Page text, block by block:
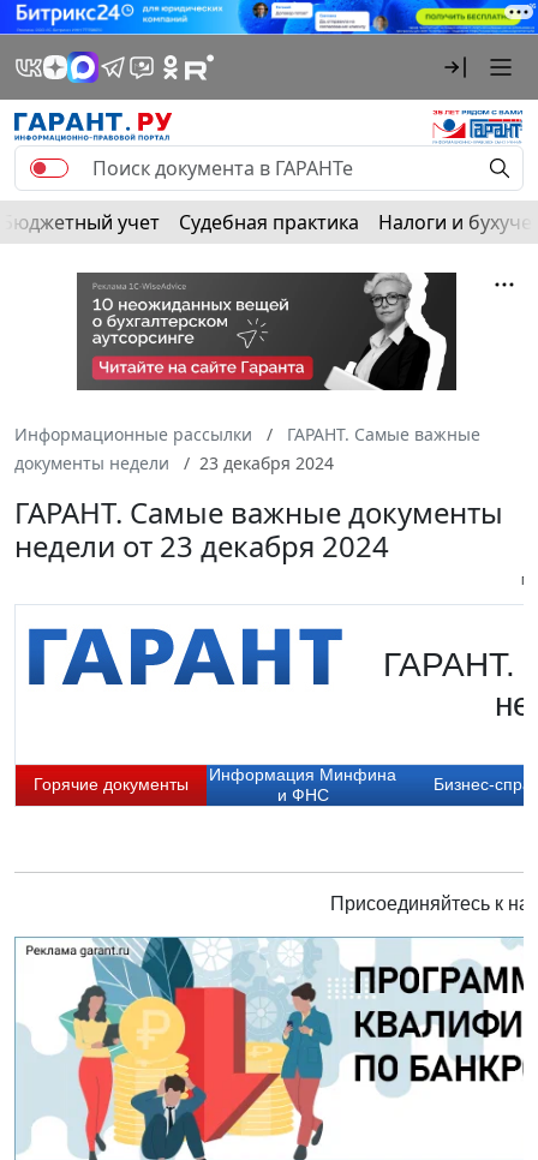
Бюджетный учет Судебная практика Налоги и
Информационные рассылки
ГАРАНТ. Самые важные
документы недели
23 декабря 2024
ГАРАНТ. Самые важные документы
недели от 23 декабря 2024
ГАРАНТ.
Горячие документы
Информация Минфина
и ФНС
Бизнес-
Присоединяйтесь к